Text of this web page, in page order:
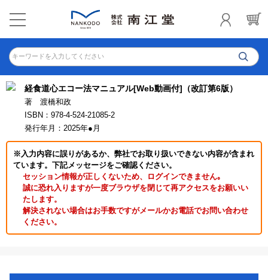
キーワードを入力してください
経食道心エコー法マニュアル[Web動画付]（改訂第6版）
著 渡橋和政
ISBN：978-4-524-21085-2
発行年月：2025年●月
※入力内容に誤りがあるか、弊社でお取り扱いできない内容が含まれ
ています。下記メッセージをご確認ください。
セッション情報が正しくないため、ログインできません｡
誠に恐れ入りますが一度ブラウザを閉じて再アクセスをお願いい
たします。
解決されない場合はお手数ですがメールかお電話でお問い合わせ
ください。